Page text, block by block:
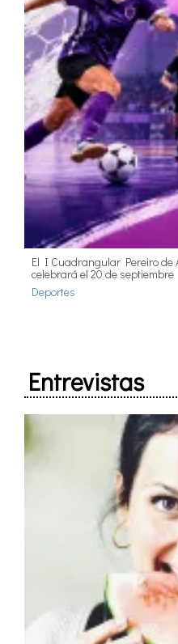
El I Cuadrangular Pereiro de
celebrará el 20 de septiembre
Deportes
Entrevistas